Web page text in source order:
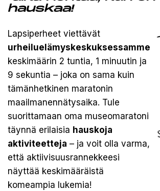
hauskaa!
Lapsiperheet viettävät
urheiluelämyskeskuksessamme
keskimäärin 2 tuntia, 1 minuutin ja
9 sekuntia – joka on sama kuin
tämänhetkinen maratonin
maailmanennätysaika. Tule
suorittamaan oma museomaratoni
täynnä erilaisia hauskoja
aktiviteetteja – ja voit olla varma,
että aktiivisuusrannekkeesi
näyttää keskimääräistä
komeampia lukemia!